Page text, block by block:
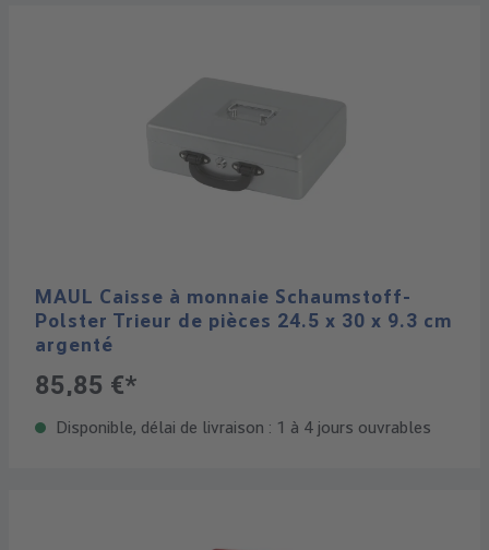
MAUL Caisse à monnaie Schaumstoff-
Polster Trieur de pièces 24.5 x 30 x 9.3 cm
argenté
85,85 €*
Disponible, délai de livraison : 1 à 4 jours ouvrables